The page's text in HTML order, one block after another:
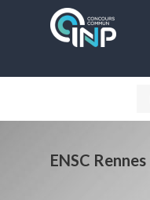
ENSC Rennes